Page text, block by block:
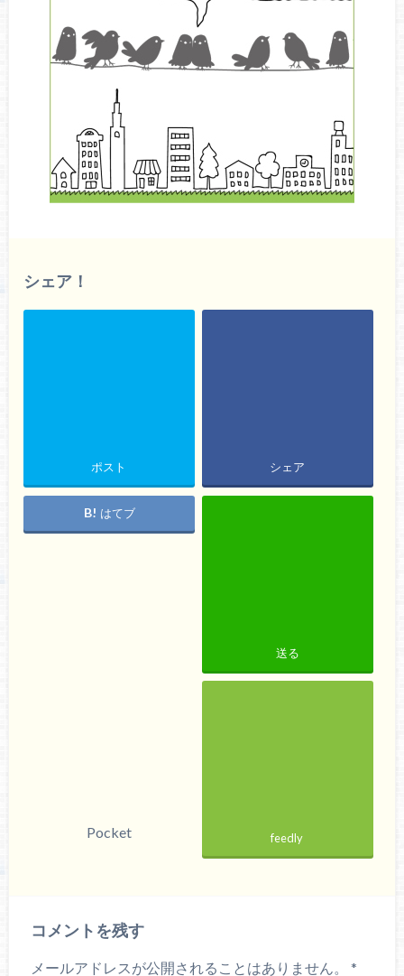
シェア！
ポスト シェア
はてブ
送る
Pocket feedly
コメントを残す
メールアドレスが公開されることはありません。 *